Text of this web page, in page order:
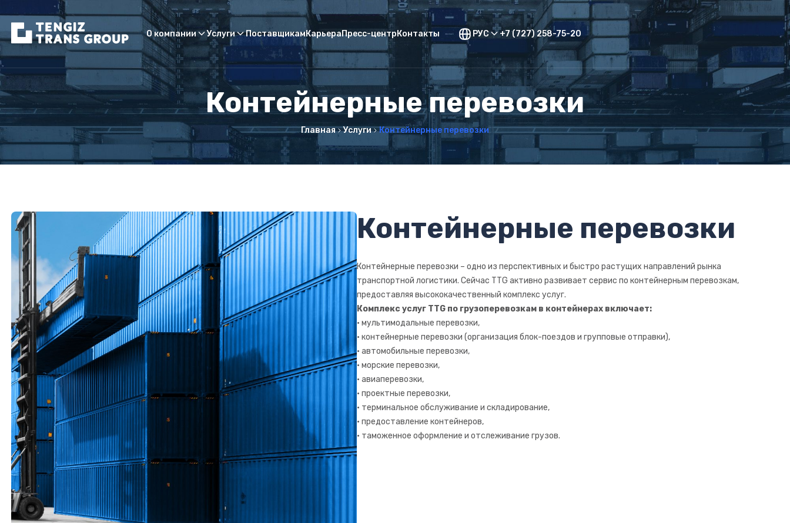
О компании Услуги ПоставщикамКарьераПресс-центрКонтакты РУС +7 (727) 258-75-20
Контейнерные перевозки
Главная Услуги Контейнерные перевозки
Контейнерные перевозки
Контейнерные перевозки – одно из перспективных и быстро растущих направлений рынка
транспортной логистики. Сейчас TTG активно развивает сервис по контейнерным перевозкам,
предоставляя высококачественный комплекс услуг.
Комплекс услуг TTG по грузоперевозкам в контейнерах включает:
• мультимодальные перевозки,
• контейнерные перевозки (организация блок-поездов и групповые отправки),
• автомобильные перевозки,
• морские перевозки,
• авиаперевозки,
• проектные перевозки,
• терминальное обслуживание и складирование,
• предоставление контейнеров,
• таможенное оформление и отслеживание грузов.